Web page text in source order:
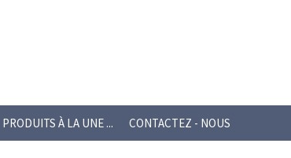
PRODUITS À LA UNE ... CONTACTEZ - NOUS